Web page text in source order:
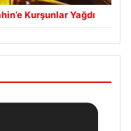
Kurşunlar Yağdı